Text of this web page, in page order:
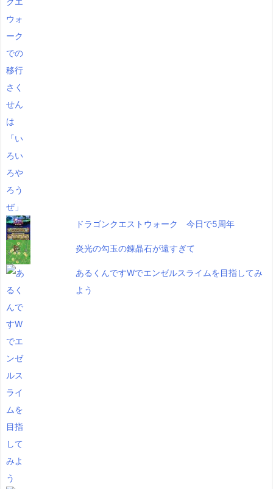
ドラゴンクエストウォーク 今日で5周年
炎光の勾玉の錬晶石が遠すぎて
あるくんですWでエンゼルスライムを目指してみ
よう